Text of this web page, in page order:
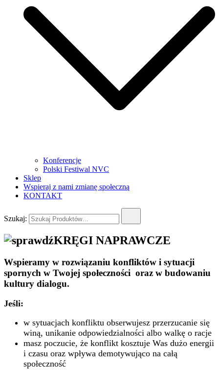
Konferencje
Polski Festiwal NVC
Sklep
Wspieraj z nami zmianę społeczną
KONTAKT
Szukaj:
KRĘGI NAPRAWCZE
Wspieramy w rozwiązaniu konfliktów i sytuacji
spornych w Twojej społeczności oraz w budowaniu
kultury dialogu.
Jeśli:
w sytuacjach konfliktu obserwujesz przerzucanie się
winą, unikanie odpowiedzialności albo walkę o racje
masz poczucie, że konflikt kosztuje Was dużo energii
i czasu oraz wpływa demotywująco na całą
społeczność